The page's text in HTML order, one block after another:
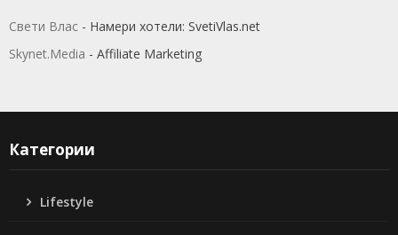
Свети Влас - Намери хотели: SvetiVlas.net
Skynet.Media - Affiliate Marketing
Категории
Lifestyle